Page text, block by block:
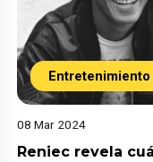
Entretenimiento
08 Mar 2024
Reniec revela